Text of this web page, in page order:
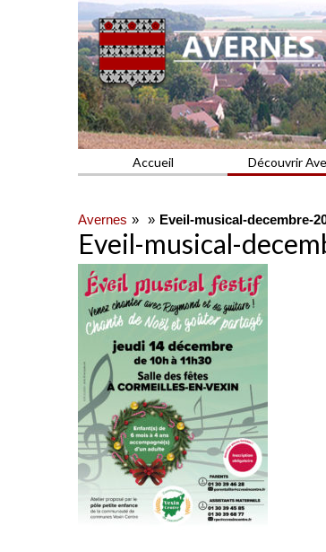
AVERNES
Commune du Val d'Oise
Accueil Découvrir
Avernes Eveil-musical-decembre-
Eveil-musical-